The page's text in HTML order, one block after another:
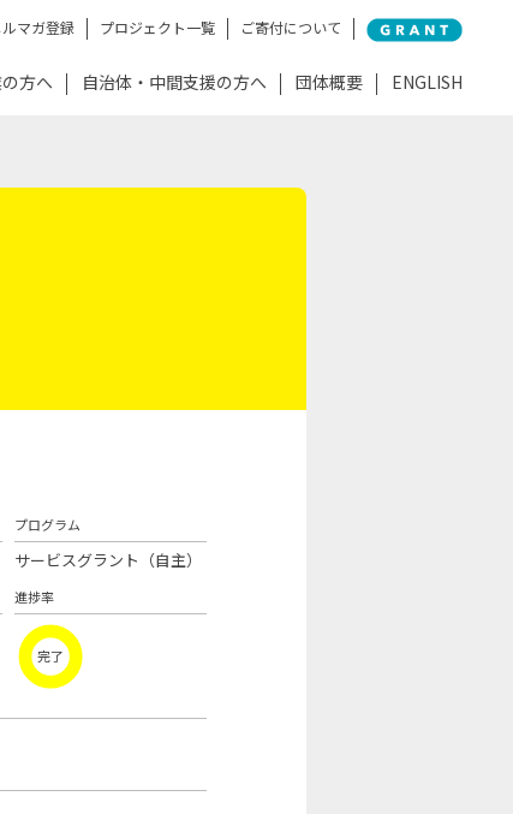
ルマガ登録 プロジェクト一覧 ご寄付について
方へ 自治体・中間支援の方へ 団体概要 ENGLISH
プログラム
サービスグラント（自主）
進捗率
完了